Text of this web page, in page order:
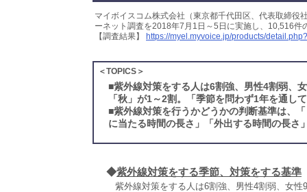
マイボイスコム株式会社（東京都千代田区、代表取締
ーネット調査を2018年7月1日～5日に実施し、10,516
【調査結果】
https://myel.myvoice.jp/products/
＜TOPICS＞
■紫外線対策をする人は6割強、男性4割弱、
「秋」が1～2割。「季節を問わず1年を通し
■紫外線対策を行うかどうかの判断基準は、
に当たる時間の長さ」「外出する時間の長さ
◆紫外線対策をする季節、対策をする基準
紫外線対策をする人は6割強、男性4割弱、女性